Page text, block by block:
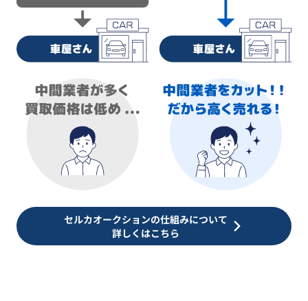
セルカオークションの仕組みについて
詳しくはこちら